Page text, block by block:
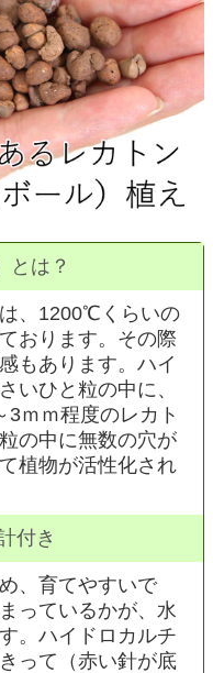
とは？
、1200℃くらいの
おります。その際
もあります。ハイ
いひと粒の中に、
ｍｍ程度のレカト
の中に無数の穴が
植物が活性化され
付き
、育てやすいで
っているかが、水
。ハイドロカルチ
って（赤い針が底